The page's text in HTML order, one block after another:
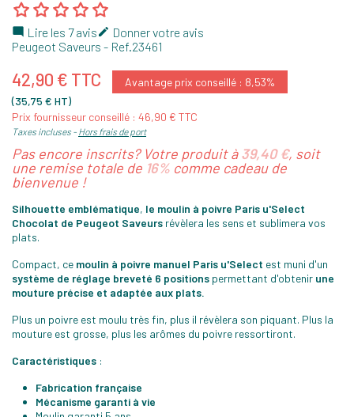
 Lire les 7 avis Donner votre avis
Peugeot Saveurs - Ref.23461
42,90 € TTC
Avantage prix conseillé : 8,53%
(35,75 € HT)
Prix fournisseur conseillé : 46,90 € TTC
Taxes incluses Hors frais de port
Pas encore inscrits? Votre produit à39,40 €, soit
une remise totale de 16% comme cadeau de
bienvenue !
Silhouette emblématique, le moulin à poivre Paris u'Select
Chocolat de Peugeot Saveurs révèlera les sens et sublimera vos
plats.
Compact, ce moulin à poivre manuel Paris u'Select est muni d'un
système de réglage breveté 6 positions permettant d'obtenir une
mouture précise et adaptée aux plats.
Plus un poivre est moulu très fin, plus il révèlera son piquant. Plus la
mouture est grosse, plus les arômes du poivre ressortiront.
Caractéristiques :
Fabrication française
Mécanisme garanti à vie